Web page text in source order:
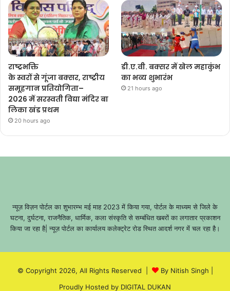
राष्ट्रभक्ति
के स्वरों से गूंजा बक्सर, राष्ट्रीय
समूहगान प्रतियोगिता–
2026 में सरस्वती विद्या मंदिर बा
लिका खंड प्रथम
20 hours ago
डी.ए.वी. बक्सर में खेल महाकुंभ
का भव्य शुभारंभ
21 hours ago
न्यूज़ विज़न पोर्टल का शुभारम्भ मई माह 2023 में किया गया, पोर्टल के माध्यम से जिले के
घटना, दुर्घटना, राजनैतिक, धार्मिक, कला संस्कृति से सम्बंधित खबरों का लगातार प्रकाशन
किया जा रहा है| न्यूज़ पोर्टल का कार्यालय कलेक्ट्रेट रोड स्थित आदर्श नगर में चल रहा है।
© Copyright 2026, All Rights Reserved | By Nitish Singh
Proudly Hosted by DIGITAL DUKAN